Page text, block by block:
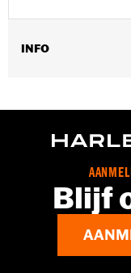
INFO
Blijf